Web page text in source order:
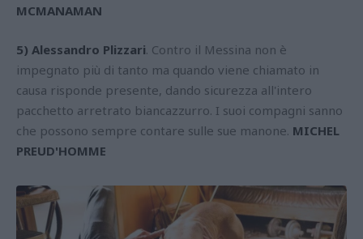
MCMANAMAN
5) Alessandro Plizzari. Contro il Messina non è
impegnato più di tanto ma quando viene chiamato in
causa risponde presente, dando sicurezza all'intero
pacchetto arretrato biancazzurro. I suoi compagni sanno
che possono sempre contare sulle sue manone. MICHEL
PREUD'HOMME